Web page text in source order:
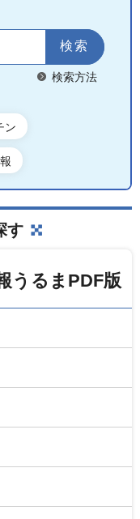
検索方法
ン
す
うるまPDF版